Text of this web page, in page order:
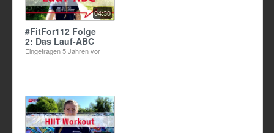
04:30
#FitFor112 Folge
2: Das Lauf-ABC
Eingetragen5 Jahren vor